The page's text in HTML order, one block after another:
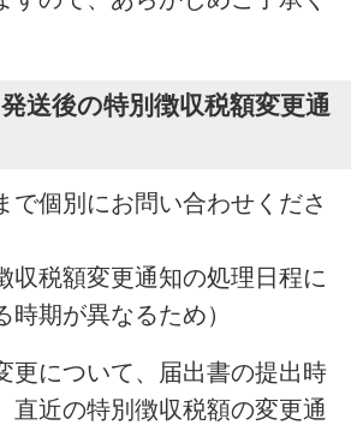
送後の特別徴収税額変更通
で個別にお問い合わせくださ
収税額変更通知の処理日程に
時期が異なるため）
更について、届出書の提出時
直近の特別徴収税額の変更通